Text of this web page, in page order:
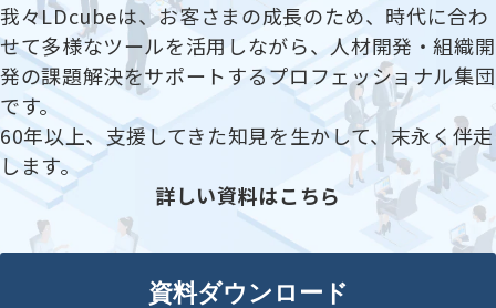
資料ダウンロード
パートナー募集
我々LDcubeは、お客さまの成長のため、時代に合わ
せて多様なツールを活用しながら、人材開発・組織開
発の課題解決をサポートするプロフェッショナル集団
です。
60年以上、支援してきた知見を生かして、末永く伴走
します。
詳しい資料はこちら
資料ダウンロード